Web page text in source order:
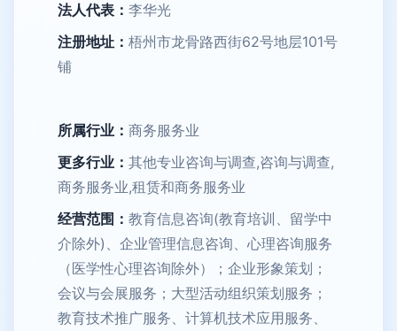
法人代表： 李华光
注册地址： 梧州市龙骨路西街62号地层101号
铺
所属行业： 商务服务业
更多行业： 其他专业咨询与调查,咨询与调查,
商务服务业,租赁和商务服务业
经营范围： 教育信息咨询(教育培训、留学中
介除外)、企业管理信息咨询、心理咨询服务
（医学性心理咨询除外）；企业形象策划；
会议与会展服务；大型活动组织策划服务；
教育技术推广服务、计算机技术应用服务、